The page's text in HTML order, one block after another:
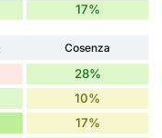
17%
Cosenza
28%
10%
17%